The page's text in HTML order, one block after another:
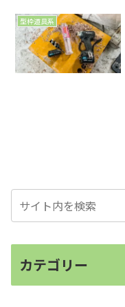
型枠道具系
カテゴリー